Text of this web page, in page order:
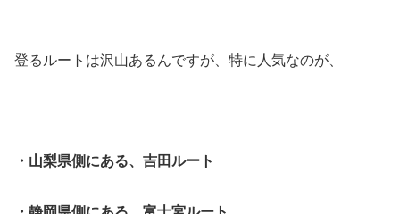
登るルートは沢山あるんですが、特に人気なのが、
・山梨県側にある、吉田ルート